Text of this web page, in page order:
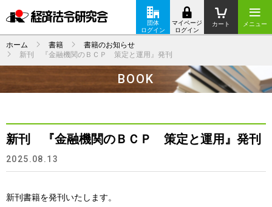
メニュー
カート
マイページ
ログイン
団体
ログイン
ホーム 書籍
書籍のお知らせ
新刊 『金融機関のＢＣＰ 策定と運用』発刊
BOOK
新刊 『金融機関のＢＣＰ 策定と運用』発刊
2025.08.13
新刊書籍を発刊いたします。